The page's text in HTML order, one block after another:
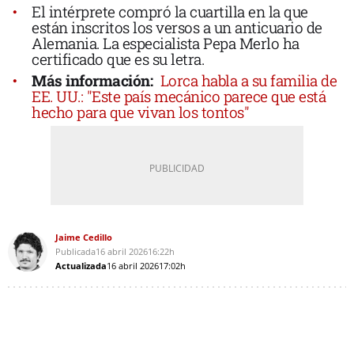
El intérprete compró la cuartilla en la que
están inscritos los versos a un anticuario de
Alemania. La especialista Pepa Merlo ha
certificado que es su letra.
Más información: Lorca habla a su familia de
EE. UU.: "Este país mecánico parece que está
hecho para que vivan los tontos"
Jaime Cedillo
Publicada16 abril 202616:22h
Actualizada16 abril 202617:02h